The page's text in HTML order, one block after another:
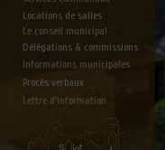
Locations de salles
Le conseil municipal
Délégations & commissions
Informations municipales
Lettre d'information
Procès verbaux